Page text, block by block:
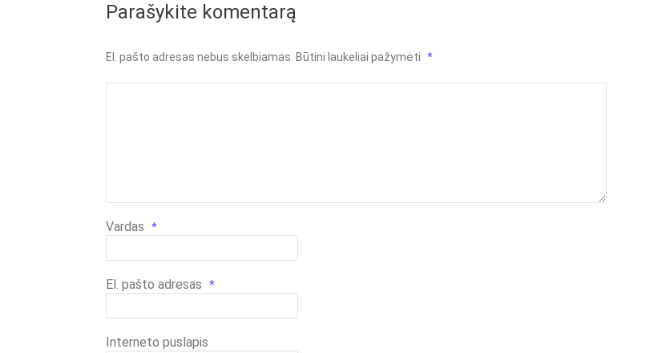
Parašykite komentarą
El. pašto adresas nebus skelbiamas. Būtini laukeliai pažymėti *
Vardas *
El. pašto adresas *
Interneto puslapis